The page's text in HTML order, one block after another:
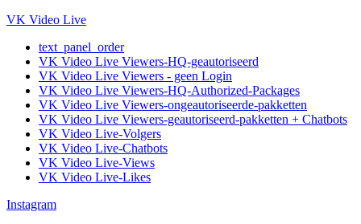
VK Video Live
text_panel_order
VK Video Live Viewers-HQ-geautoriseerd
VK Video Live Viewers - geen Login
VK Video Live Viewers-HQ-Authorized-Packages
VK Video Live Viewers-ongeautoriseerde-pakketten
VK Video Live Viewers-geautoriseerd-pakketten + Chatbots
VK Video Live-Volgers
VK Video Live-Chatbots
VK Video Live-Views
VK Video Live-Likes
Instagram